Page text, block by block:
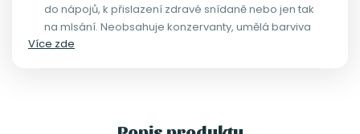
do nápojů, k přislazení zdravé snídaně nebo jen tak
na mlsání. Neobsahuje konzervanty, umělá barviva
ani aditiva.
Více zde